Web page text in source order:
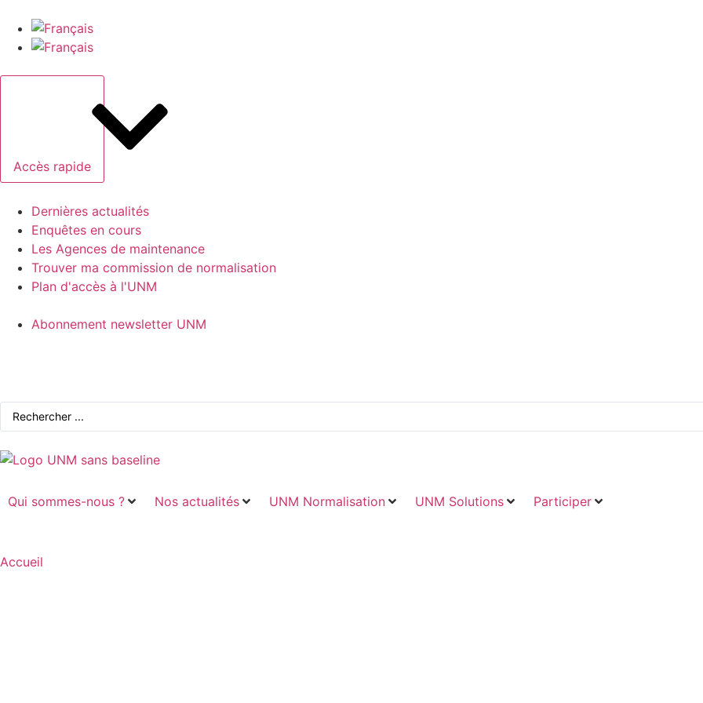
Accès rapide
Dernières actualités
Enquêtes en cours
Les Agences de maintenance
Trouver ma commission de normalisation
Plan d'accès à l'UNM
Abonnement newsletter UNM
Qui sommes-nous ? Nos actualités UNM Normalisation UNM Solutions Participer
Accueil